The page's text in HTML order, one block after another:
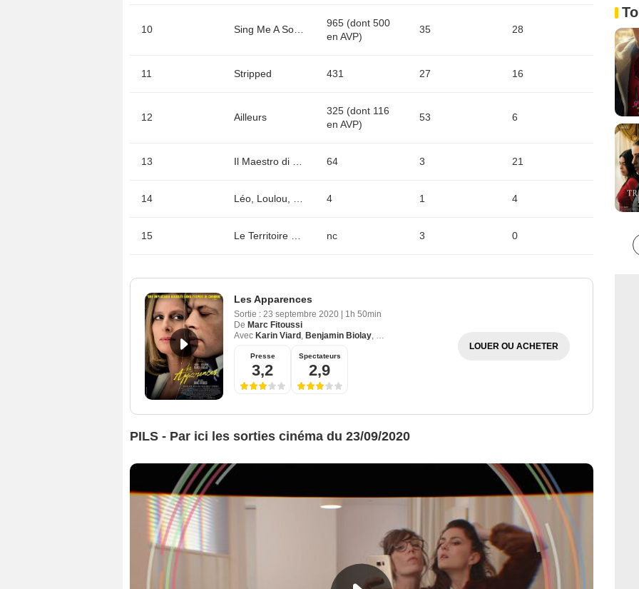
10 Sing Me A Song
965 (dont 500
en AVP)
35 28
11 Stripped 431 27 16
12 Ailleurs
325 (dont 116
en AVP)
53 6
13 Il Maestro di Vigevano 64 3 21
14 Léo, Loulou, Jeanne et les autres 4 1 4
15 Le Territoire des autres nc 3 0
Les Apparences
Sortie : 23 septembre 2020
1h 50min
De Marc Fitoussi
Avec Karin Viard , Benjamin Biolay, Lucas Englander
Presse
3,2
Spectateurs
2,9
LOUER OU ACHETER
PILS - Par ici les sorties cinéma du 23/09/2020